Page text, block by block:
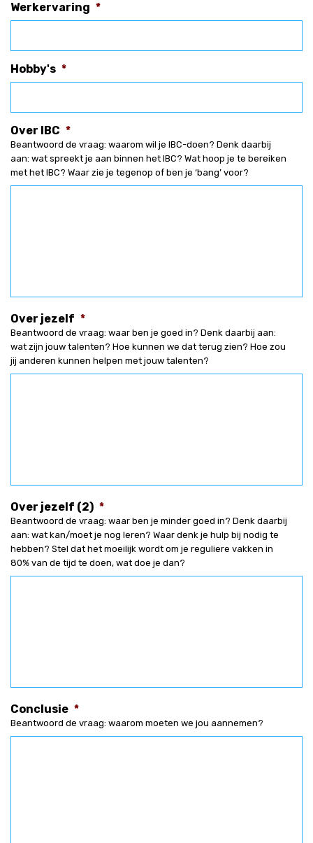
Werkervaring *
Hobby's *
Over IBC *
Beantwoord de vraag: waarom wil je IBC-doen? Denk daarbij
aan: wat spreekt je aan binnen het IBC? Wat hoop je te bereiken
met het IBC? Waar zie je tegenop of ben je ‘bang’ voor?
Over jezelf *
Beantwoord de vraag: waar ben je goed in? Denk daarbij aan:
wat zijn jouw talenten? Hoe kunnen we dat terug zien? Hoe zou
jij anderen kunnen helpen met jouw talenten?
Over jezelf (2) *
Beantwoord de vraag: waar ben je minder goed in? Denk daarbij
aan: wat kan/moet je nog leren? Waar denk je hulp bij nodig te
hebben? Stel dat het moeilijk wordt om je reguliere vakken in
80% van de tijd te doen, wat doe je dan?
Conclusie *
Beantwoord de vraag: waarom moeten we jou aannemen?